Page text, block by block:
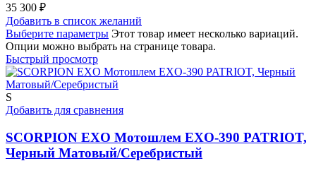
35 300 ₽
Добавить в список желаний
Выберите параметры Этот товар имеет несколько вариаций.
Опции можно выбрать на странице товара.
Быстрый просмотр
S
Добавить для сравнения
SCORPION EXO Мотошлем EXO-390 PATRIOT,
Черный Матовый/Серебристый